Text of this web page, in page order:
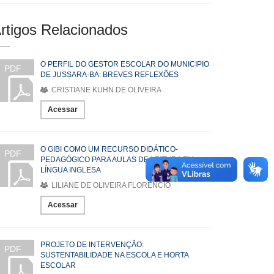
Relacionados
PDF
O PERFIL DO GESTOR ESCOLAR DO MUNICIPIO
DE JUSSARA-BA: BREVES REFLEXÕES
CRISTIANE KUHN DE OLIVEIRA
Acessar
PDF
O GIBI COMO UM RECURSO DIDÁTICO-
PEDAGÓGICO PARA AULAS DE LEITURA EM
LÍNGUA INGLESA
LILIANE DE OLIVEIRA FLORENCIO
Acessar
PDF
PROJETO DE INTERVENÇÃO:
SUSTENTABILIDADE NA ESCOLA E HORTA
ESCOLAR